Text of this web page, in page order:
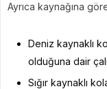
Ayrıca kaynağına
Deniz kaynaklı
olduğuna dair
Sığır kaynaklı